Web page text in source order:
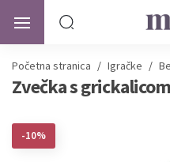
Početna stranica / Igračke /
Zvečka s
-10%